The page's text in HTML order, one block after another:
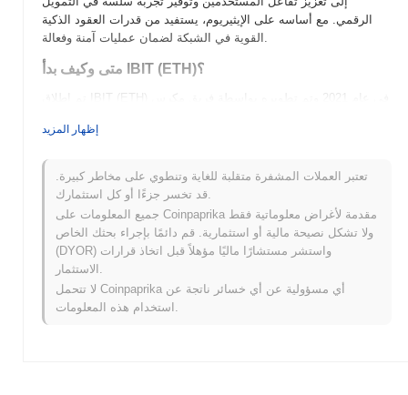
الرقمي. مع أساسه على الإيثيريوم، يستفيد من قدرات العقود الذكية
القوية في الشبكة لضمان عمليات آمنة وفعالة.
متى وكيف بدأ IBIT (ETH)؟
المشروع إلى تقديم حلول مبتكرة للمستخدمين وقد جذب الانتباه
المشفرة بعد فترة وجيزة من إطلاقه، مما سهل التبني المبكر والتداول.
ومنذ ذلك الحين، ركز المشروع على بناء نظام بيئي قوي، وتعزيز تفاعل
ما الذي ينتظر IBIT (ETH)؟
IBIT (ETH) مستعد لتحقيق تقدم كبير مع تقدم المشروع في خارطة
الطريق الخاصة به. تشمل الميزات القادمة حلول تحسين قابلية التوسع
التي تهدف إلى تحسين سرعات المعاملات وتقليل الرسوم، وهي أمور
حاسمة لتبني المستخدمين. يخطط المجتمع للمشاركة في مبادرات
إظهار المزيد
تعتبر العملات المشفرة متقلبة للغاية وتنطوي على مخاطر كبيرة.
قد تخسر جزءًا أو كل استثمارك.
جميع المعلومات على Coinpaprika مقدمة لأغراض معلوماتية فقط
ولا تشكل نصيحة مالية أو استثمارية. قم دائمًا بإجراء بحثك الخاص
(DYOR) واستشر مستشارًا ماليًا مؤهلاً قبل اتخاذ قرارات
لا تتحمل Coinpaprika أي مسؤولية عن أي خسائر ناتجة عن